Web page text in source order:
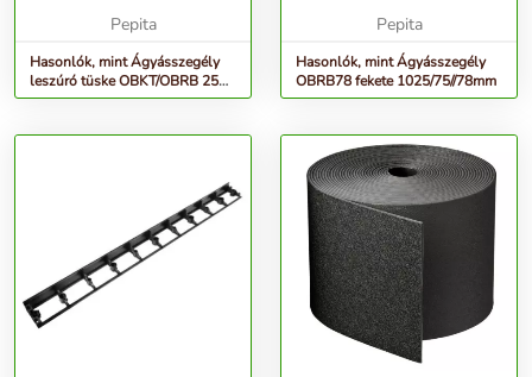
Pepita
Hasonlók, mint Ágyásszegély
leszúró tüske OBKT/OBRB 25
cm - 50 db-os csomag
Pepita
Hasonlók, mint Ágyásszegély
OBRB78 fekete 1025/75//78mm